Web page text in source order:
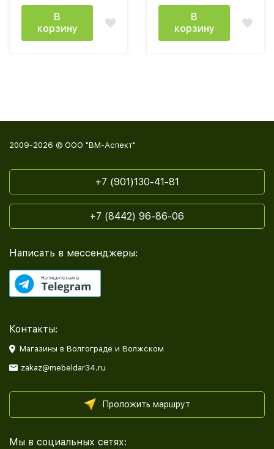
профиль золото
В
корзину
SCPM золото
В
корзину
2009-2026 © ООО "ВМ-Аспект"
+7 (901)130-41-81
+7 (8442) 96-86-06
Написать в мессенджеры:
Контакты:
Магазины в Волгограде и Волжском
zakaz@mebeldar34.ru
Проложить маршрут
Мы в социальных сетях: